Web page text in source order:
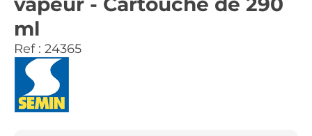
ml
Ref : 24365